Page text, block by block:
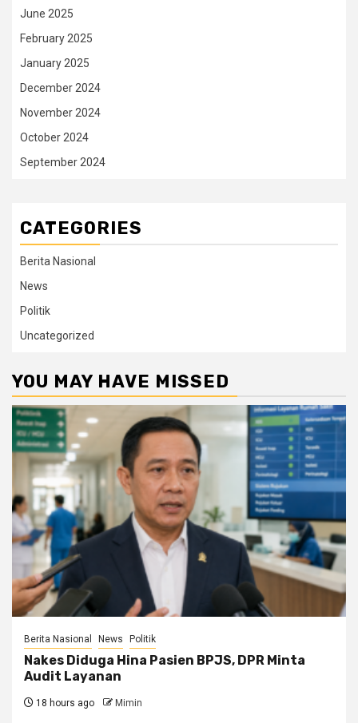
June 2025
February 2025
January 2025
December 2024
November 2024
October 2024
September 2024
CATEGORIES
Berita Nasional
News
Politik
Uncategorized
YOU MAY HAVE MISSED
Berita Nasional News Politik
Nakes Diduga Hina Pasien BPJS, DPR Minta
Audit Layanan
18 hours ago Mimin